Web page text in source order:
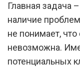
Главная задача
наличие
не понимает,
невозможна.
потенциальных